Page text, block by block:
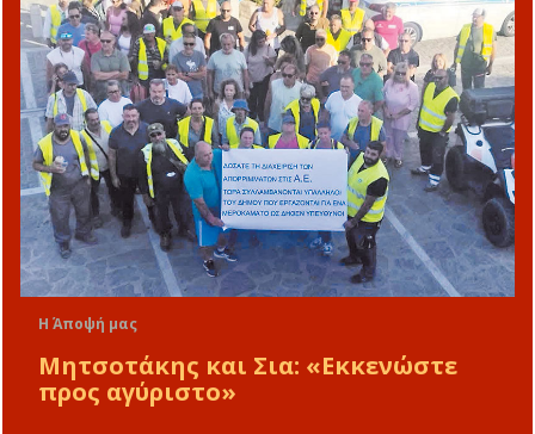
Η Άποψή μας
Μητσοτάκης και Σια: «Εκκενώστε
προς αγύριστο»